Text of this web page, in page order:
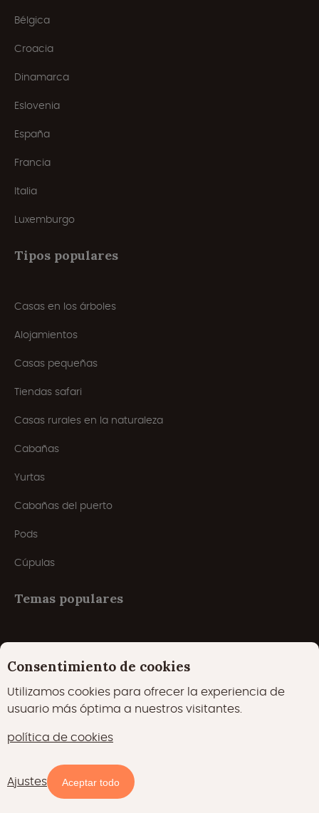
Bélgica
Croacia
Dinamarca
Eslovenia
España
Francia
Italia
Luxemburgo
Tipos populares
Casas en los árboles
Alojamientos
Casas pequeñas
Tiendas safari
Casas rurales en la naturaleza
Cabañas
Yurtas
Cabañas del puerto
Pods
Cúpulas
Temas populares
Para ir con niños
Con piscina
Glamping en un entorno romántico
Camping 5 estrellas
Consentimiento de cookies
Utilizamos cookies para ofrecer la experiencia de
usuario más óptima a nuestros visitantes.
política de cookies
Ajustes Aceptar todo